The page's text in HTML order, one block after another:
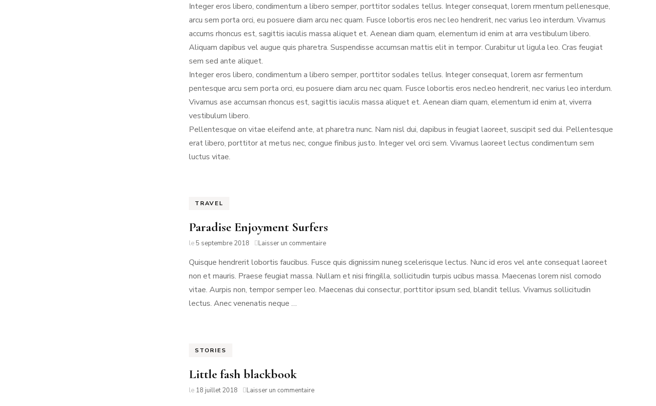
are
Fashion
Integer eros libero, condimentum a libero semper, porttitor sodales tellus. Integer consequat, lorem rmentum pellenesque,
arcu sem porta orci, eu posuere diam arcu nec quam. Fusce lobortis eros nec leo hendrerit, nec varius leo interdum. Vivamus
accums rhoncus est, sagittis iaculis massa aliquet et. Aenean diam quam, elementum id enim at arra vestibulum libero.
Aliquam dapibus vel augue quis pharetra. Suspendisse accumsan mattis elit in tempor. Curabitur ut ligula leo. Cras feugiat
sem sed ante aliquet.
Integer eros libero, condimentum a libero semper, porttitor sodales tellus. Integer consequat, lorem asr fermentum
pentesque arcu sem porta orci, eu posuere diam arcu nec quam. Fusce lobortis eros necleo hendrerit, nec varius leo interdum.
Vivamus ase accumsan rhoncus est, sagittis iaculis massa aliquet et. Aenean diam quam, elementum id enim at, viverra
vestibulum libero.
Pellentesque on vitae eleifend ante, at pharetra nunc. Nam nisl dui, dapibus in feugiat laoreet, suscipit sed dui. Pellentesque
erat libero, porttitor at metus nec, congue finibus justo. Integer vel orci sem. Vivamus laoreet lectus condimentum sem
luctus vitae.
TRAVEL
Paradise Enjoyment Surfers
le5 septembre 2018 Laisser un commentairesur
Enjoyment
Surfers
Quisque hendrerit lobortis faucibus. Fusce quis dignissim nuneg scelerisque lectus. Nunc id eros vel ante consequat laoreet
non et mauris. Praese feugiat massa. Nullam et nisi fringilla, sollicitudin turpis ucibus massa. Maecenas lorem nisl comodo
vitae. Aurpis non, tempor semper leo. Maecenas dui consectur, porttitor ipsum sed, blandit tellus. Vivamus sollicitudin
lectus. Anec venenatis neque …
STORIES
Little fash blackbook
le 18 juillet 2018 Laisser un commentairesur